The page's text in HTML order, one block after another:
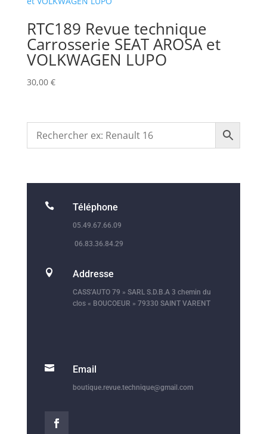
RTC189 Revue technique
Carrosserie SEAT AROSA et
VOLKWAGEN LUPO
30,00 €
 Téléphone
05.49.67.66.09
06.83.36.84.29
 Addresse
CASS’AUTO 79 » SARL S.D.B.A 3 chemin du
clos « BOUCOEUR » 79330 SAINT VARENT
 Email
boutique.revue.technique@gmail.com